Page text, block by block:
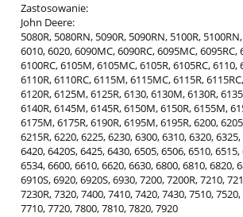
Zastosowanie:
John Deere:
5080R, 5080RN, 5090R, 5090RN, 5100R,
6010, 6020, 6090MC, 6090RC, 6095MC, 6095RC,
6100RC, 6105M, 6105MC, 6105R, 6105RC,
6110R, 6110RC, 6115M, 6115MC, 6115R,
6120R, 6125M, 6125R, 6130, 6130M, 6130R,
6140R, 6145M, 6145R, 6150M, 6150R, 6155M,
6175M, 6175R, 6190R, 6195M, 6195R, 6200,
6215R, 6220, 6225, 6230, 6300, 6310, 6320,
6420, 6420S, 6425, 6430, 6505, 6506, 6510,
6534, 6600, 6610, 6620, 6630, 6800, 6810, 6820,
6910S, 6920, 6920S, 6930, 7200, 7200R, 7210,
7230R, 7320, 7400, 7410, 7420, 7430, 7510,
7710, 7720, 7800, 7810, 7820, 7920